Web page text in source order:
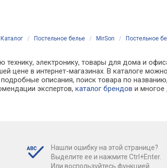
Каталог / Постельное белье / MirSon / Постельное
электронику, товары для дома и
цене в интернет-магазинах. В каталоге
описания, поиск товара по
экспертов,каталог брендов и многое
Нашли ошибку на этой странице?
Выделите ее и нажмите Ctrl+Enter.
Или воспользуйтесь функцией